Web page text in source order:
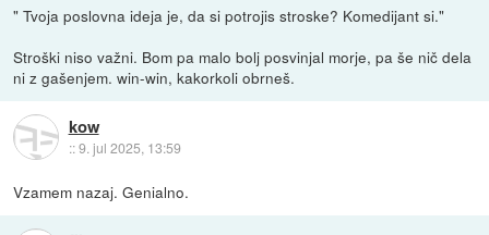
" Tvoja poslovna ideja je, da si potrojis stroske? Komedijant si."
Stroški niso važni. Bom pa malo bolj posvinjal morje, pa še nič dela
ni z gašenjem. win-win, kakorkoli obrneš.
kow
::9. jul 2025, 13:59
Vzamem nazaj. Genialno.